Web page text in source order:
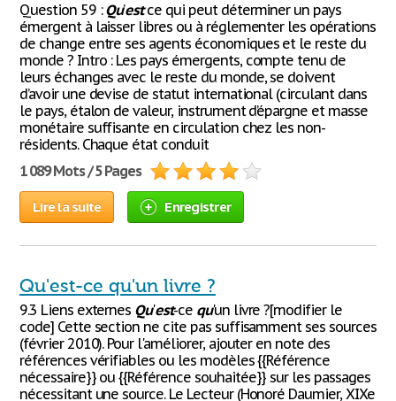
Question 59 :Qu’estce qui peut déterminer un pays
émergent à laisser libres ou à réglementer les opérations
de change entre ses agents économiques et le reste du
monde ? Intro : Les pays émergents, compte tenu de
leurs échanges avec le reste du monde, se doivent
d’avoir une devise de statut international (circulant dans
le pays, étalon de valeur, instrument d’épargne et masse
monétaire suffisante en circulation chez les non-
résidents. Chaque état conduit
1 089 Mots / 5 Pages
Lire la suite Enregistrer
Qu'est-ce qu'un livre ?
9.3 Liens externes Qu'est-ce qu'un livre ?[modifier le
code] Cette section ne cite pas suffisamment ses sources
(février 2010). Pour l'améliorer, ajouter en note des
références vérifiables ou les modèles {{Référence
nécessaire}} ou {{Référence souhaitée}} sur les passages
nécessitant une source. Le Lecteur (Honoré Daumier, XIXe